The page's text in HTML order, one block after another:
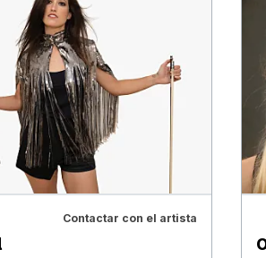
Contactar con el artista